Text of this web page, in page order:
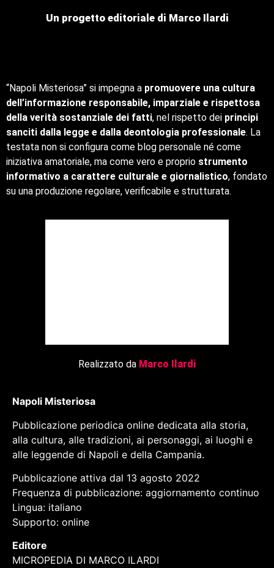
Un progetto editoriale di Marco Ilardi
“Napoli Misteriosa” si impegna a promuovere una cultura
dell’informazione responsabile, imparziale e rispettosa
della verità sostanziale dei fatti, nel rispetto dei principi
sanciti dalla legge e dalla deontologia professionale. La
testata non si configura come blog personale né come
iniziativa amatoriale, ma come vero e proprio strumento
informativo a carattere culturale e giornalistico, fondato
su una produzione regolare, verificabile e strutturata.
Realizzato da Marco Ilardi
Napoli Misteriosa
Pubblicazione periodica online dedicata alla storia,
alla cultura, alle tradizioni, ai personaggi, ai luoghi e
alle leggende di Napoli e della Campania.
Pubblicazione attiva dal 13 agosto 2022
Frequenza di pubblicazione: aggiornamento continuo
Lingua: italiano
Supporto: online
Editore
MICROPEDIA DI MARCO ILARDI